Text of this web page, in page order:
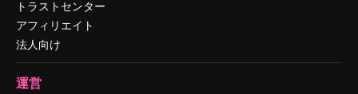
トラストセンター
アフィリエイト
法人向け
運営